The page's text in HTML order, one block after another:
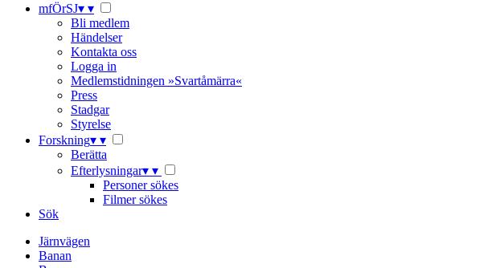
mfÖrSJ▾ ▾
Bli medlem
Händelser
Kontakta oss
Logga in
Medlemstidningen »Svartåmärra«
Press
Stadgar
Styrelse
Forskning▾ ▾
Berätta
Efterlysningar▾ ▾
Personer sökes
Filmer sökes
Sök
Järnvägen
Banan